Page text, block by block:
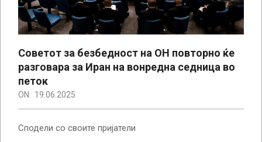
Советот за безбедност на ОН повторно ќе
разговара за Иран на вонредна седница во
петок
ON: 19.06.2025
Сподели со своите пријатели